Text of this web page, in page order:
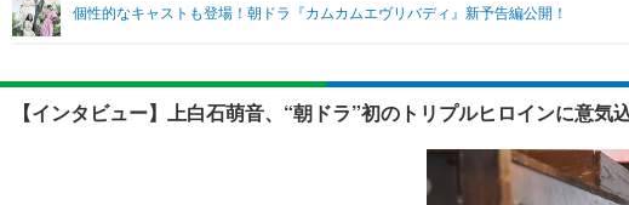
ショッピング
エンタメTOP
音楽
ライフ
ライフTOP
ペット
その他
リリース一覧
個性的なキャストも登場！朝ドラ『カムカムエヴリバディ』新予告編公開！
【インタビュー】上白石萌音、“朝ドラ”初のトリプルヒロインに意